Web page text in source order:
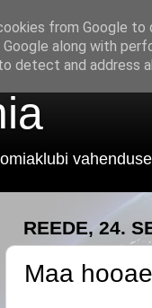
REEDE, 24.
Maa
from Google to
Google along with
detect and address